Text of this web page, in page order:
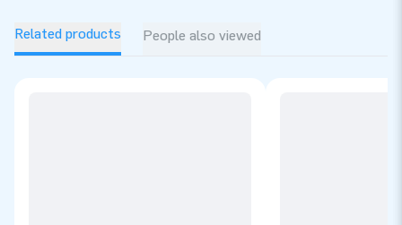
Related products People also viewed